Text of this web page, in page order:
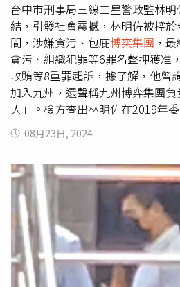
台中市刑事局三線二星警政監林
結，引發社會震撼，林明佐被控
間，涉嫌貪污、包庇博奕集團 ，
貪污、組織犯罪等6罪名聲押獲准
收賄等8重罪起訴，據了解，他曾
加入九州，還聲稱九州博弈集團
人」。檢方查出林明佐在2019年
培菁關說警職調動，得以到台中
培菁發展出同居關係；又徐培菁
谷重要幹部，林將檢警查緝行動
佐2019年在刑事局任職期間，同
菁，林明佐得知徐培菁政商關係
人事調動。林明佐於2021年6月29
「調動意願：直轄市警察局刑事
送給徐培菁，並向徐表達希望調
徐培菁則在手機記事本留下「刑
調任台中市刑警大隊大隊長」等文
08月23日, 2024